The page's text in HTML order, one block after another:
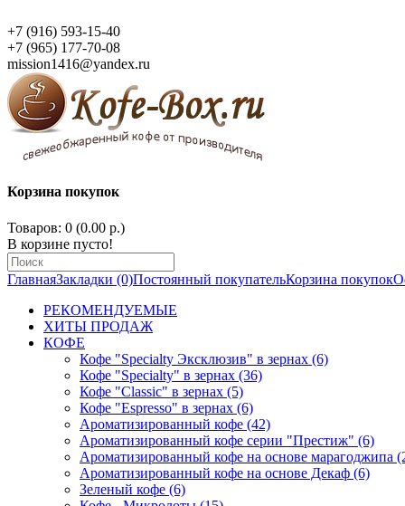
+7 (916) 593-15-40
+7 (965) 177-70-08
mission1416@yandex.ru
Корзина покупок
Товаров: 0 (0.00 р.)
В корзине пусто!
ГлавнаяЗакладки (0)Постоянный покупательКорзина покупок
РЕКОМЕНДУЕМЫЕ
ХИТЫ ПРОДАЖ
КОФЕ
Кофе "Specialty Эксклюзив" в зернах (6)
Кофе "Specialty" в зернах (36)
Кофе "Classic" в зернах (5)
Кофе "Espresso" в зернах (6)
Ароматизированный кофе (42)
Ароматизированный кофе серии "Престиж" (6)
Ароматизированный кофе на основе марагоджипа
Ароматизированный кофе на основе Декаф (6)
Зеленый кофе (6)